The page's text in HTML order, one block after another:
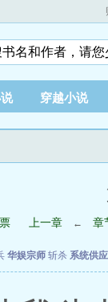
穿越小说
上一章 ← 章
华娱宗师 斩杀 系统供